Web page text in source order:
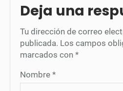
Deja una
Tu dirección de correo
publicada. Los campos
marcados con *
Nombre *